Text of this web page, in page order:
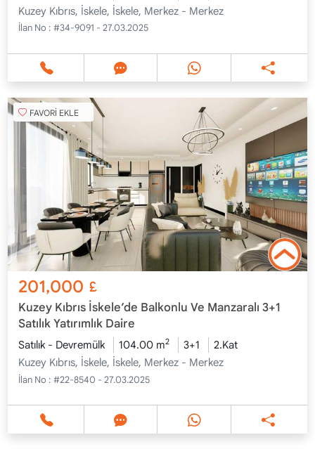
Kuzey Kıbrıs, İskele, İskele, Merkez - Merkez
İlan No : #34-9091 - 27.03.2025
FAVORİ EKLE
201,000 £
Kuzey Kıbrıs İskele’de Balkonlu Ve Manzaralı 3+1
Satılık Yatırımlık Daire
Satılık - Devremülk 104.00 m2 3+1
2.Kat
Kuzey Kıbrıs, İskele, İskele, Merkez - Merkez
İlan No : #22-8540 - 27.03.2025